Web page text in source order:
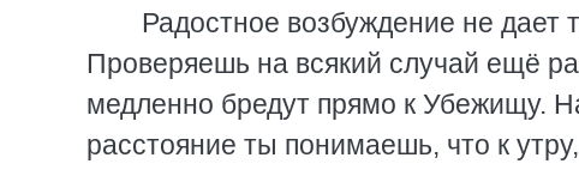
Радостное возбуждение не дает
Проверяешь на всякий случай ещё
медленно бредут прямо к Убежищу.
расстояние ты понимаешь, что к